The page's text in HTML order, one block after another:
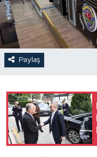
Paylaş